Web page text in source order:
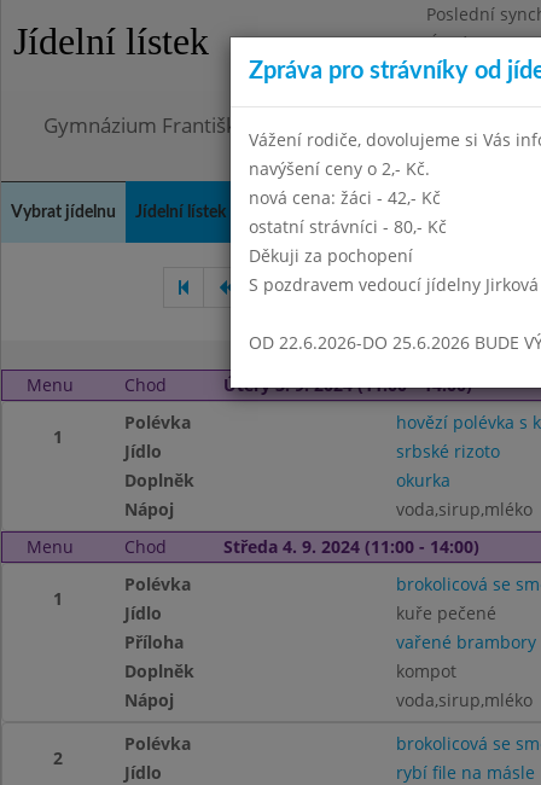
Jídelní lístek
Poslední
Úterý
Omezení
Gymnázium Františka Palackého, Neratovice,
Vybrat jídelnu Jídelní lístek
Červen 2024 Srpen 2024
Menu Chod Úterý 3. 9. 2024 (11:00 - 14:00)
1
Polévka
hovězí polévka s
Jídlo
srbské rizoto
Doplněk
okurka
Nápoj
voda,sirup,mléko
Menu
Chod Středa 4. 9. 2024 (11:00 - 14:00)
1
Polévka
brokolicová se
Jídlo
kuře pečené
Příloha
vařené brambory
Doplněk
kompot
Nápoj
voda,sirup,mléko
2
Polévka
brokolicová se
Jídlo
rybí file na másle
Zpráva pro strávníky od
Vážení rodiče, dovolujeme si Vás
navýšení ceny o 2,- Kč.
nová cena: žáci - 42,- Kč
ostatní strávníci - 80,- Kč
Děkuji za pochopení
S pozdravem vedoucí jídelny Jirková
OD 22.6.2026-DO 25.6.2026 BUDE